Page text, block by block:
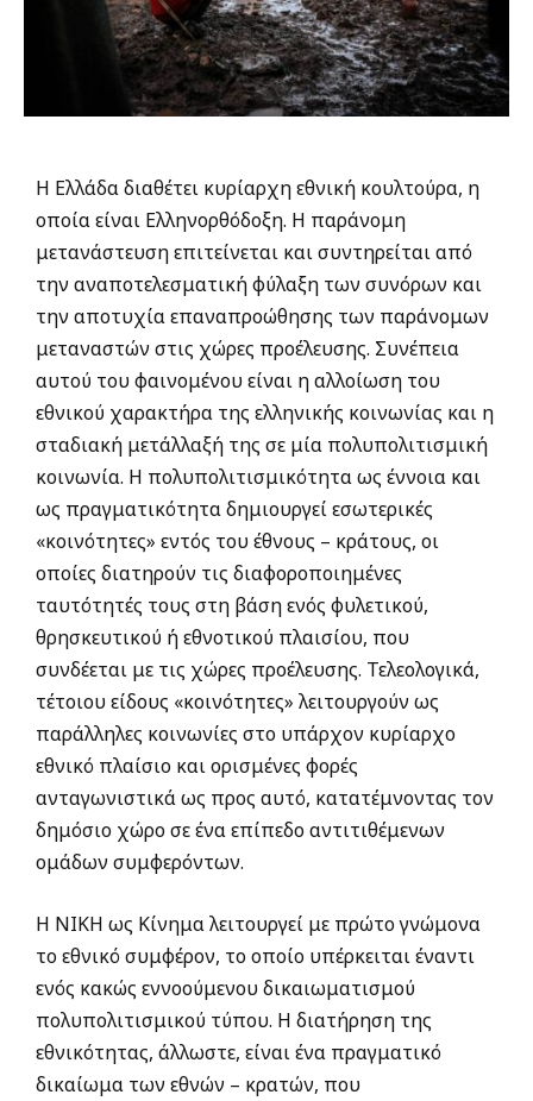
Η Ελλάδα διαθέτει κυρίαρχη εθνική κουλτούρα, η
οποία είναι Ελληνορθόδοξη. Η παράνομη
μετανάστευση επιτείνεται και συντηρείται από
την αναποτελεσματική φύλαξη των συνόρων και
την αποτυχία επαναπροώθησης των παράνομων
μεταναστών στις χώρες προέλευσης. Συνέπεια
αυτού του φαινομένου είναι η αλλοίωση του
εθνικού χαρακτήρα της ελληνικής κοινωνίας και η
σταδιακή μετάλλαξή της σε μία πολυπολιτισμική
κοινωνία. Η πολυπολιτισμικότητα ως έννοια και
ως πραγματικότητα δημιουργεί εσωτερικές
«κοινότητες» εντός του έθνους – κράτους, οι
οποίες διατηρούν τις διαφοροποιημένες
ταυτότητές τους στη βάση ενός φυλετικού,
θρησκευτικού ή εθνοτικού πλαισίου, που
συνδέεται με τις χώρες προέλευσης. Τελεολογικά,
τέτοιου είδους «κοινότητες» λειτουργούν ως
παράλληλες κοινωνίες στο υπάρχον κυρίαρχο
εθνικό πλαίσιο και ορισμένες φορές
ανταγωνιστικά ως προς αυτό, κατατέμνοντας τον
δημόσιο χώρο σε ένα επίπεδο αντιτιθέμενων
ομάδων συμφερόντων.
Η ΝΙΚΗ ως Κίνημα λειτουργεί με πρώτο γνώμονα
το εθνικό συμφέρον, το οποίο υπέρκειται έναντι
ενός κακώς εννοούμενου δικαιωματισμού
πολυπολιτισμικού τύπου. Η διατήρηση της
εθνικότητας, άλλωστε, είναι ένα πραγματικό
δικαίωμα των εθνών – κρατών, που